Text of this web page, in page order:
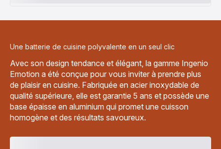
Une batterie de cuisine polyvalente en un seul clic
Avec son design tendance et élégant, la gamme Ingenio
Emotion a été conçue pour vous inviter à prendre plus
de plaisir en cuisine. Fabriquée en acier inoxydable de
qualité supérieure, elle est garantie 5 ans et possède une
base épaisse en aluminium qui promet une cuisson
homogène et des résultats savoureux.